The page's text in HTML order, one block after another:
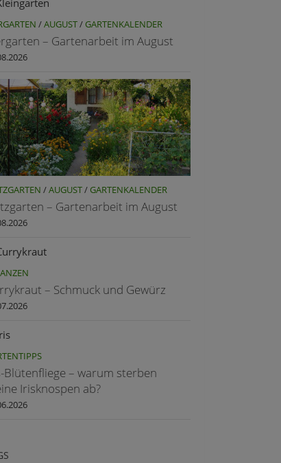
/AUGUST/ GARTENKALENDER
– Gartenarbeit im August
/AUGUST/ GARTENKALENDER
– Gartenarbeit im August
– Schmuck und Gewürz
Blütenfliege – warum sterben
Irisknospen ab?